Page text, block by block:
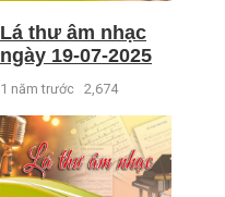
Lá thư âm nhạc
ngày 19-07-2025
1 năm trước 2,674